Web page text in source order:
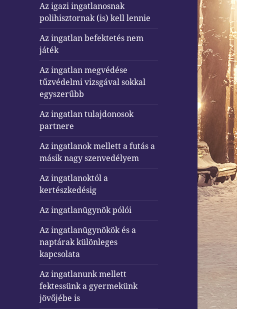
Az igazi ingatlanosnak
polihisztornak (is) kell lennie
Az ingatlan befektetés nem
játék
Az ingatlan megvédése
tűzvédelmi vizsgával sokkal
egyszerűbb
Az ingatlan tulajdonosok
partnere
Az ingatlanok mellett a futás a
másik nagy szenvedélyem
Az ingatlanoktól a
kertészkedésig
Az ingatlanügynök pólói
Az ingatlanügynökök és a
naptárak különleges
kapcsolata
Az ingatlanunk mellett
fektessünk a gyermekünk
jövőjébe is